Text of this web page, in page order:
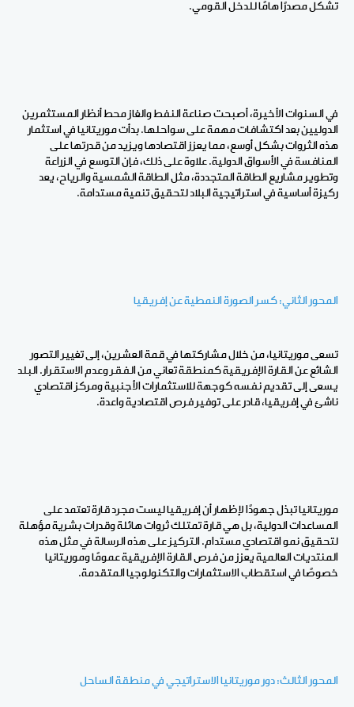
تشكل مصدرًا هامًا للدخل القومي.
في السنوات الأخيرة، أصبحت صناعة النفط والغاز محط أنظار المستثمرين
الدوليين بعد اكتشافات مهمة على سواحلها. بدأت موريتانيا في استثمار
هذه الثروات بشكل أوسع، مما يعزز اقتصادها ويزيد من قدرتها على
المنافسة في الأسواق الدولية. علاوة على ذلك، فإن التوسع في الزراعة
وتطوير مشاريع الطاقة المتجددة، مثل الطاقة الشمسية والرياح، يعد
ركيزة أساسية في استراتيجية البلاد لتحقيق تنمية مستدامة.
المحور الثاني: كسر الصورة النمطية عن إفريقيا
تسعى موريتانيا، من خلال مشاركتها في قمة العشرين، إلى تغيير التصور
الشائع عن القارة الإفريقية كمنطقة تعاني من الفقر وعدم الاستقرار. البلد
يسعى إلى تقديم نفسه كوجهة للاستثمارات الأجنبية ومركز اقتصادي
ناشئ في إفريقيا، قادر على توفير فرص اقتصادية واعدة.
موريتانيا تبذل جهودًا لإظهار أن إفريقيا ليست مجرد قارة تعتمد على
المساعدات الدولية، بل هي قارة تمتلك ثروات هائلة وقدرات بشرية مؤهلة
لتحقيق نمو اقتصادي مستدام. التركيز على هذه الرسالة في مثل هذه
المنتديات العالمية يعزز من فرص القارة الإفريقية عمومًا وموريتانيا
خصوصًا في استقطاب الاستثمارات والتكنولوجيا المتقدمة.
المحور الثالث: دور موريتانيا الاستراتيجي في منطقة الساحل